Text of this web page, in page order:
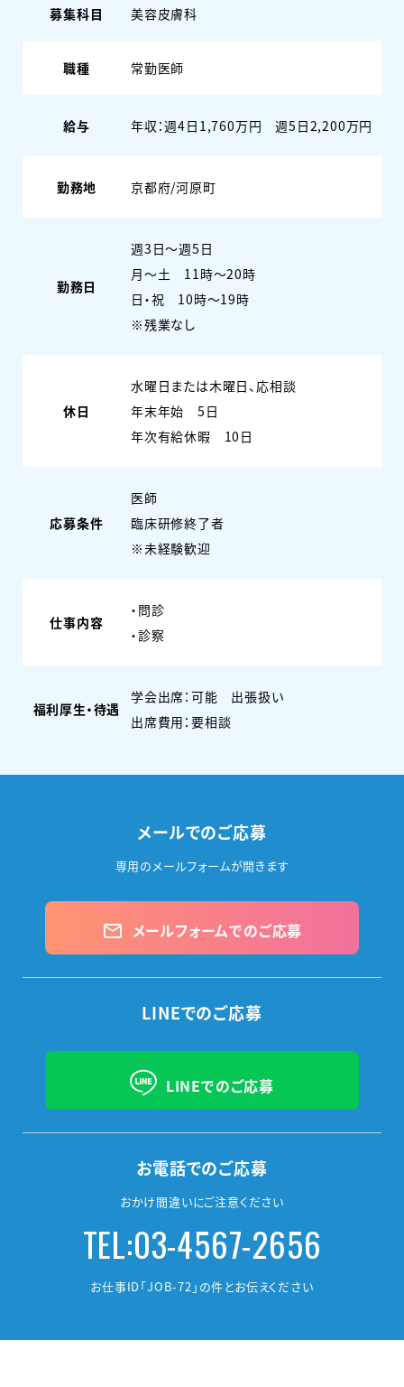
募集科目 美容皮膚科
職種 常勤医師
給与 年収：週4日1,760万円 週5日2,200万円
勤務地 京都府/河原町
勤務日
週3日〜週5日
月～土 11時～20時
日・祝 10時～19時
※残業なし
休日
水曜日または木曜日、応相談
年末年始 5日
年次有給休暇 10日
応募条件
医師
臨床研修終了者
※未経験歓迎
仕事内容
・問診
・診察
福利厚生・待遇
学会出席：可能 出張扱い
出席費用：要相談
メールでのご応募
専用のメールフォームが開きます
mail_outline メールフォームでのご応募
LINEでのご応募
LINEでのご応募
お電話でのご応募
おかけ間違いにご注意ください
TEL:03-4567-2656
お仕事ID「JOB-72」の件とお伝えください